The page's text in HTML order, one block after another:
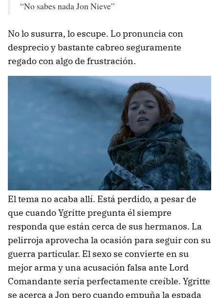
“No sabes nada Jon Nieve”
No lo susurra, lo escupe. Lo pronuncia con
desprecio y bastante cabreo seguramente
regado con algo de frustración.
El tema no acaba allí. Está perdido, a pesar de
que cuando Ygritte pregunta él siempre
responda que están cerca de sus hermanos. La
pelirroja aprovecha la ocasión para seguir con su
guerra particular. El sexo se convierte en su
mejor arma y una acusación falsa ante Lord
Comandante sería perfectamente creíble. Ygritte
se acerca a Jon pero cuando empuña la espada